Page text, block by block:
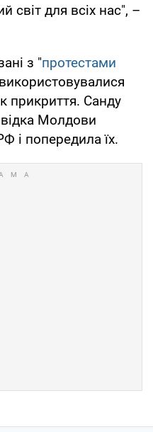
світ для всіх нас", –
з "протестами
прикриття. Санду
Молдови
і попередила їх.